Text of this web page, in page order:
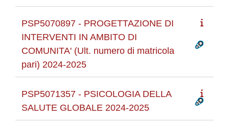
PSP5070897 - PROGETTAZIONE DI
INTERVENTI IN AMBITO DI
COMUNITA' (Ult. numero di matricola
pari) 2024-2025
PSP5071357 - PSICOLOGIA DELLA
SALUTE GLOBALE 2024-2025